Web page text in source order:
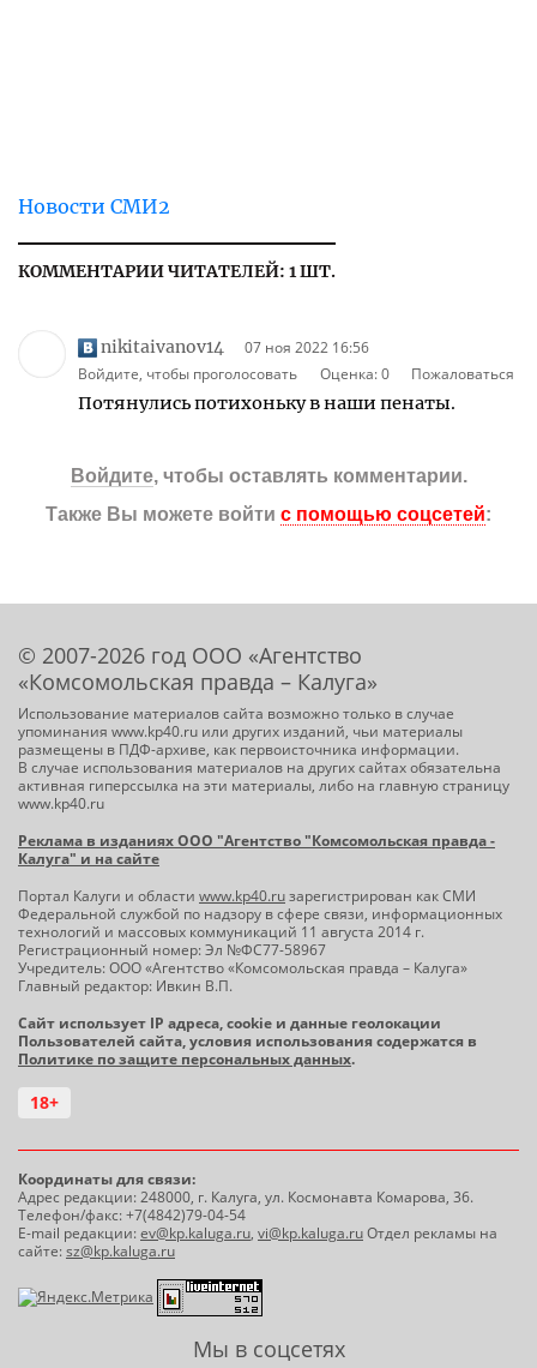
Новости СМИ2
КОММЕНТАРИИ ЧИТАТЕЛЕЙ: 1 ШТ.
nikitaivanov14
07 ноя 2022 16:56
Войдите, чтобы проголосовать
Оценка:0 Пожаловаться
Потянулись потихоньку в наши пенаты.
Войдите, чтобы оставлять комментарии.
Также Вы можете войти с помощью соцсетей:
© 2007-2026 год ООО «Агентство
«Комсомольская правда – Калуга»
Использование материалов сайта возможно только в случае
упоминания www.kp40.ru или других изданий, чьи материалы
размещены в ПДФ-архиве, как первоисточника информации.
В случае использования материалов на других сайтах обязательна
активная гиперссылка на эти материалы, либо на главную страницу
www.kp40.ru
Реклама в изданиях ООО "Агентство "Комсомольская правда -
Калуга" и на сайте
Портал Калуги и области www.kp40.ruзарегистрирован как СМИ
Федеральной службой по надзору в сфере связи, информационных
технологий и массовых коммуникаций 11 августа 2014 г.
Регистрационный номер: Эл №ФС77-58967
Учредитель: ООО «Агентство «Комсомольская правда – Калуга»
Главный редактор: Ивкин В.П.
Сайт использует IP адреса, cookie и данные геолокации
Пользователей сайта, условия использования содержатся в
Политике по защите персональных данных.
18+
Координаты для связи:
Адрес редакции: 248000, г. Калуга, ул. Космонавта Комарова, 36.
Телефон/факс: +7(4842)79-04-54
E-mail редакции:ev@kp.kaluga.ru, vi@kp.kaluga.ruОтдел рекламы на
сайте:sz@kp.kaluga.ru
Мы в соцсетях